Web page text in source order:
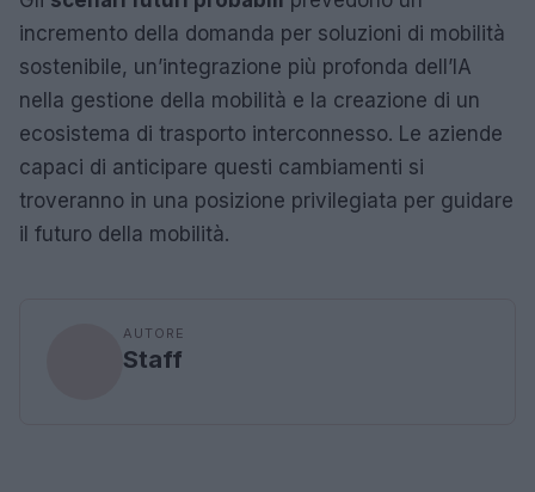
incremento della domanda per soluzioni di mobilità
sostenibile, un’integrazione più profonda dell’IA
nella gestione della mobilità e la creazione di un
ecosistema di trasporto interconnesso. Le aziende
capaci di anticipare questi cambiamenti si
troveranno in una posizione privilegiata per guidare
il futuro della mobilità.
AUTORE
Staff